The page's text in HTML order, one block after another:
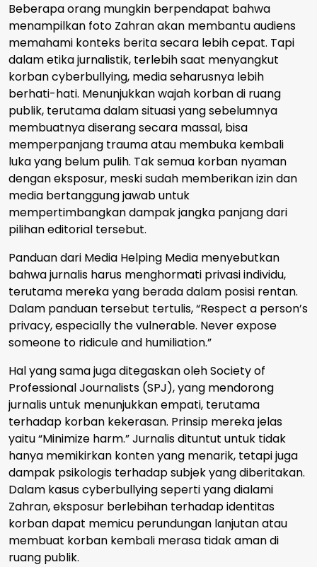
Beberapa orang mungkin berpendapat bahwa
menampilkan foto Zahran akan membantu audiens
memahami konteks berita secara lebih cepat. Tapi
dalam etika jurnalistik, terlebih saat menyangkut
korban cyberbullying, media seharusnya lebih
berhati-hati. Menunjukkan wajah korban di ruang
publik, terutama dalam situasi yang sebelumnya
membuatnya diserang secara massal, bisa
memperpanjang trauma atau membuka kembali
luka yang belum pulih. Tak semua korban nyaman
dengan eksposur, meski sudah memberikan izin dan
media bertanggung jawab untuk
mempertimbangkan dampak jangka panjang dari
pilihan editorial tersebut.
Panduan dari Media Helping Media menyebutkan
bahwa jurnalis harus menghormati privasi individu,
terutama mereka yang berada dalam posisi rentan.
Dalam panduan tersebut tertulis, “Respect a person’s
privacy, especially the vulnerable. Never expose
someone to ridicule and humiliation.”
Hal yang sama juga ditegaskan oleh Society of
Professional Journalists (SPJ), yang mendorong
jurnalis untuk menunjukkan empati, terutama
terhadap korban kekerasan. Prinsip mereka jelas
yaitu “Minimize harm.” Jurnalis dituntut untuk tidak
hanya memikirkan konten yang menarik, tetapi juga
dampak psikologis terhadap subjek yang diberitakan.
Dalam kasus cyberbullying seperti yang dialami
Zahran, eksposur berlebihan terhadap identitas
korban dapat memicu perundungan lanjutan atau
membuat korban kembali merasa tidak aman di
ruang publik.